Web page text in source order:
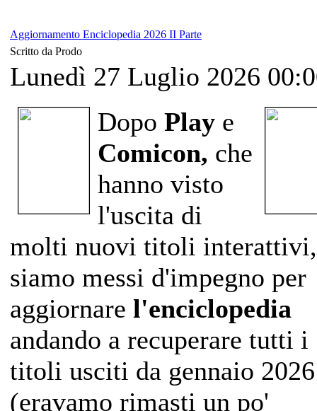
Aggiornamento Enciclopedia 2026 II Parte
Scritto da Prodo
Lunedì 27 Luglio 2026
Dopo Play e
Comicon, che
hanno visto
l'uscita di
molti nuovi titoli
siamo messi d'impegno per
aggiornare l'enciclopedia
andando a recuperare tutti i
titoli usciti da gennaio 2026
(eravamo rimasti un po'